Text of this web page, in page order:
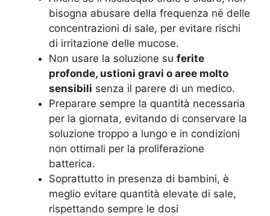
bisogna abusare della frequenza né delle
concentrazioni di sale, per evitare rischi
di irritazione delle mucose.
Non usare la soluzione su ferite
profonde, ustioni gravi o aree molto
sensibili senza il parere di un medico.
Preparare sempre la quantità necessaria
per la giornata, evitando di conservare la
soluzione troppo a lungo e in condizioni
non ottimali per la proliferazione
batterica.
Soprattutto in presenza di bambini, è
meglio evitare quantità elevate di sale,
rispettando sempre le dosi